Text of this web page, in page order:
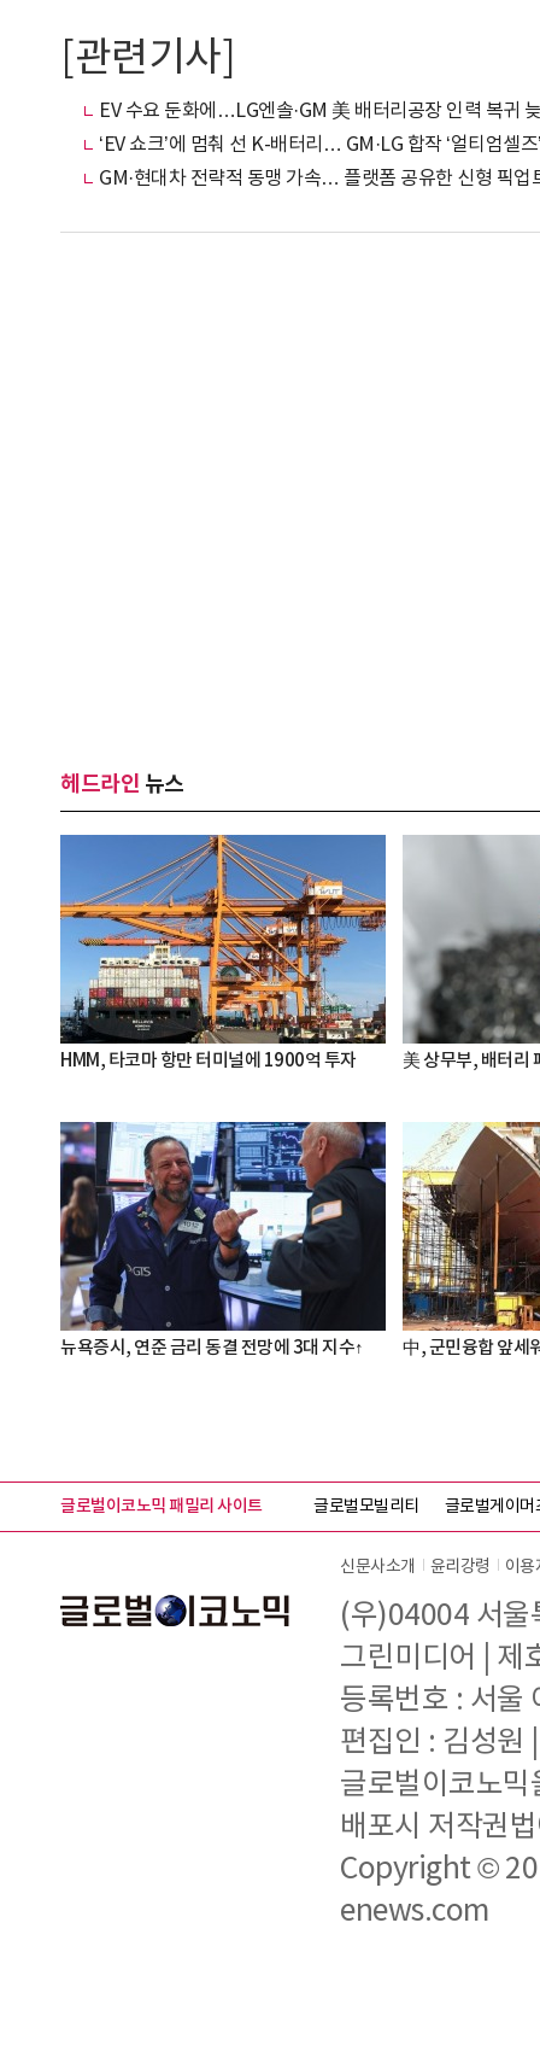
[관련기사]
EV 수요 둔화에…LG엔솔·GM 美 배터리공장 인력 복귀
‘EV 쇼크’에 멈춰 선 K-배터리… GM·LG 합작 ‘얼티엄셀
GM·현대차 전략적 동맹 가속… 플랫폼 공유한 신형 픽업
헤드라인 뉴스
HMM, 타코마 항만 터미널에 1900억 투자 美 상무부, 배터리
뉴욕증시, 연준 금리 동결 전망에 3대 지수↑ 中, 군민융합 앞세
글로벌이코노믹 패밀리 사이트 글로벌모빌리티 글로벌게이머
신문사소개 윤리강령 이용
(우)04004 서울
그린미디어 | 제
등록번호 : 서울
편집인 : 김성원
글로벌이코노믹
배포시 저작권
Copyright ©
enews.com